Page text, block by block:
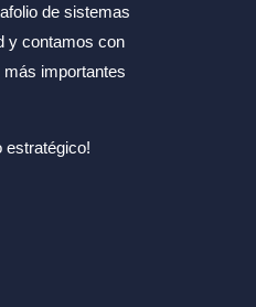
de sistemas
y contamos con
importantes
estratégico!